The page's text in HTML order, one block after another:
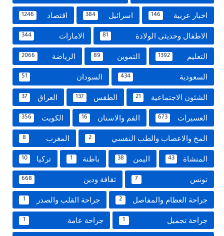
اخبار عربية 146 اسرائيل 384 اقتصاد 1246
الاطفال وحديثى الولادة 81 الامارات 344
التعليم 1392 التموين 89 الرياضة 2066
السعودية 434 السودان 51
الشئون الاجتماعية 21 الطقس 137 العراق 37
العسيرات 673 الفم والاسنان 16 الكويت 356
المخ والاعصاب والطب النفسي 2 المغرب 8
المنشاة 43 اليمن 38 باطنة 1 تركيا 10
تونس 7 ثقافة ودين 668
جراحة العظام والمفاصل 2 جراحة القلب والصدر 1
جراحة تجميل 1 جراحة عامة 1